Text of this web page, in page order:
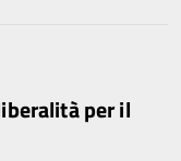
per il